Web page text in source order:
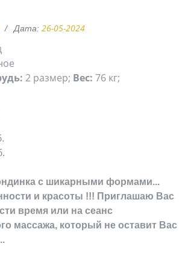
Дата: 26-05-2024
2 размер; Вес: 76 кг;
с шикарными формами...
и красоты !!! Приглашаю Вас
время или на сеанс
массажа, который не оставит Вас